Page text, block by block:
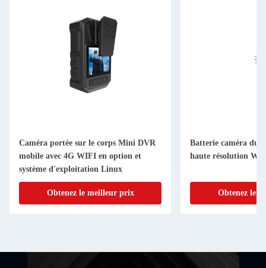
Caméra portée sur le corps Mini DVR
mobile avec 4G WIFI en option et
système d'exploitation Linux
Obtenez le meilleur prix
Batterie caméra du
haute résolution
Obtenez le